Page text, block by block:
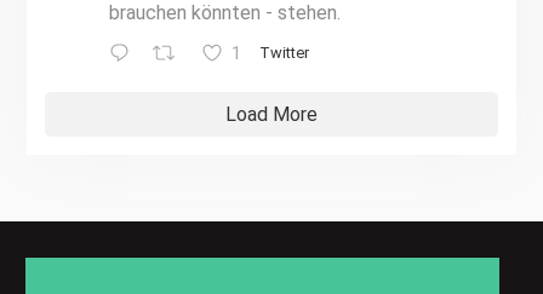
brauchen könnten - stehen.
1 Twitter
Load More